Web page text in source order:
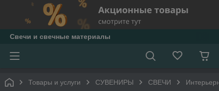
Свечи и свечные материалы
Товары и услуги СУВЕНИРЫ СВЕЧИ